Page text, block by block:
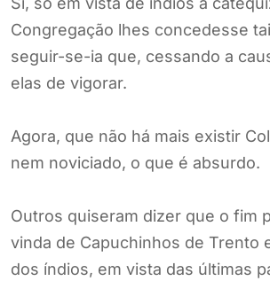
Congregação lhes concedesse
seguir-se-ia que, cessando a
elas de vigorar.
Agora, que não há mais existir
nem noviciado, o que é absurdo.
Outros quiseram dizer que o fim
vinda de Capuchinhos de Trento
dos índios, em vista das últimas